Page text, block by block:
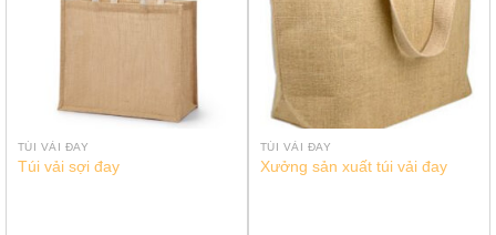
TÚI VẢI ĐAY
Túi vải sợi đay
TÚI VẢI ĐAY
Xưởng sản xuất túi vải đay